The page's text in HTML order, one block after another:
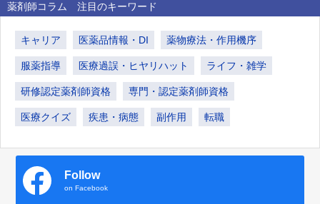
薬剤師コラム 注目のキーワード
キャリア 医薬品情報・DI 薬物療法・作用機序
服薬指導 医療過誤・ヒヤリハット ライフ・雑学
研修認定薬剤師資格 専門・認定薬剤師資格
医療クイズ 疾患・病態 副作用 転職
Follow
on Facebook